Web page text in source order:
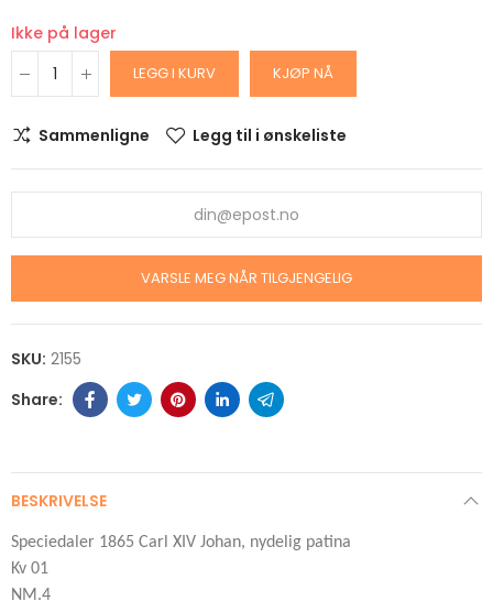
Ikke på lager
LEGG I KURV KJØP NÅ
Sammenligne Legg til i ønskeliste
VARSLE MEG NÅR TILGJENGELIG
SKU: 2155
BESKRIVELSE
Speciedaler 1865 Carl XIV Johan, nydelig patina
Kv 01
NM.4